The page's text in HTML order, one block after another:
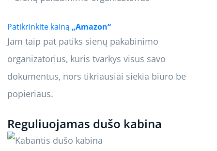
Patikrinkite kainą „Amazon“
Jam taip pat patiks sienų pakabinimo
organizatorius, kuris tvarkys visus savo
dokumentus, nors tikriausiai siekia biuro be
popieriaus.
Reguliuojamas dušo kabina